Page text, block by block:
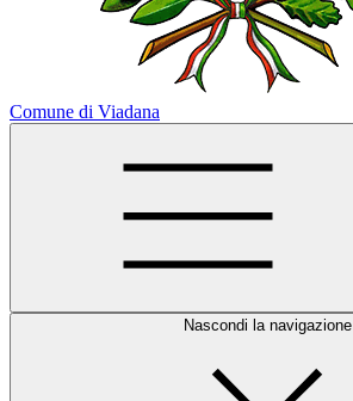
Comune di Viadana
Nascondi la navigazione